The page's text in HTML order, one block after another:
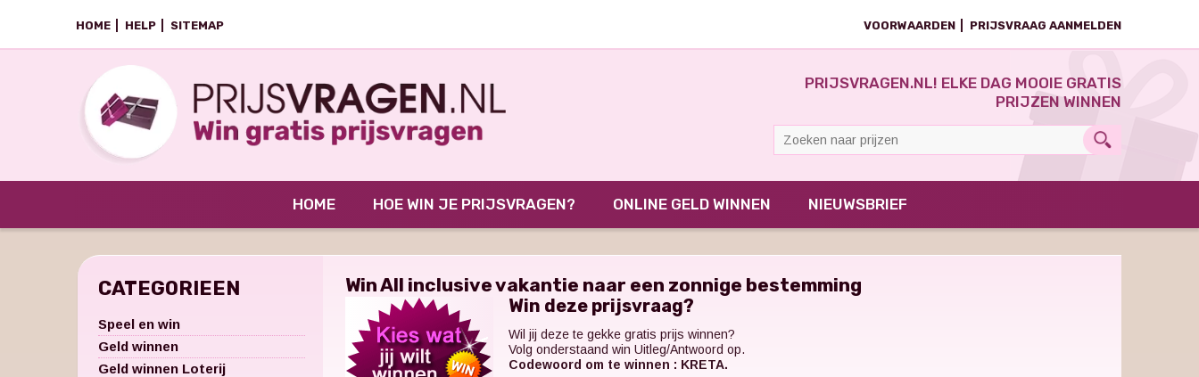
HOME HELP SITEMAP VOORWAARDEN PRIJSVRAAG AANMELDEN
PRIJSVRAGEN.NL! ELKE DAG MOOIE GRATIS
PRIJZEN WINNEN
HOME HOE WIN JE PRIJSVRAGEN? ONLINE GELD WINNEN NIEUWSBRIEF
CATEGORIEEN
Speel en win
Geld winnen
Geld winnen Loterij
Win All inclusive vakantie naar een zonnige bestemming
Win deze prijsvraag?
Wil jij deze te gekke gratis prijs winnen?
Volg onderstaand win Uitleg/Antwoord op.
Codewoord om te winnen : KRETA.